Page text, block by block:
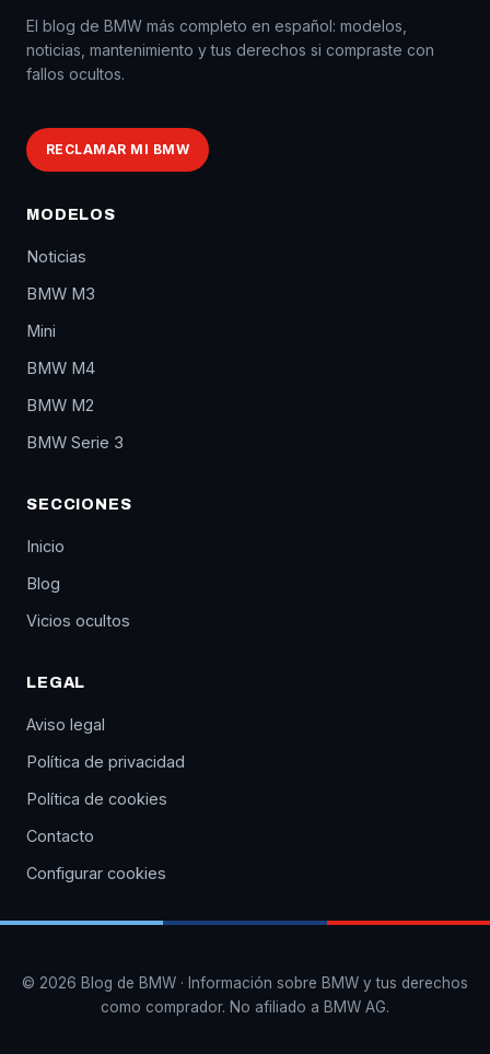
El blog de BMW más completo en español: modelos,
noticias, mantenimiento y tus derechos si compraste con
fallos ocultos.
RECLAMAR MI BMW
MODELOS
Noticias
BMW M3
Mini
BMW M4
BMW M2
BMW Serie 3
SECCIONES
Inicio
Blog
Vicios ocultos
LEGAL
Aviso legal
Política de privacidad
Política de cookies
Contacto
Configurar cookies
© 2026 Blog de BMW · Información sobre BMW y tus derechos
como comprador. No afiliado a BMW AG.